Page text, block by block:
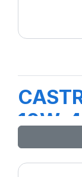
10W-
MAG